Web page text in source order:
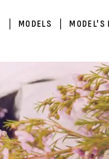
MODELS MODEL'S